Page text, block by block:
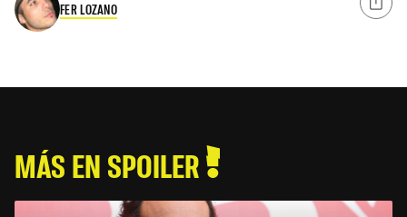
FER LOZANO
MÁS EN SPOILER